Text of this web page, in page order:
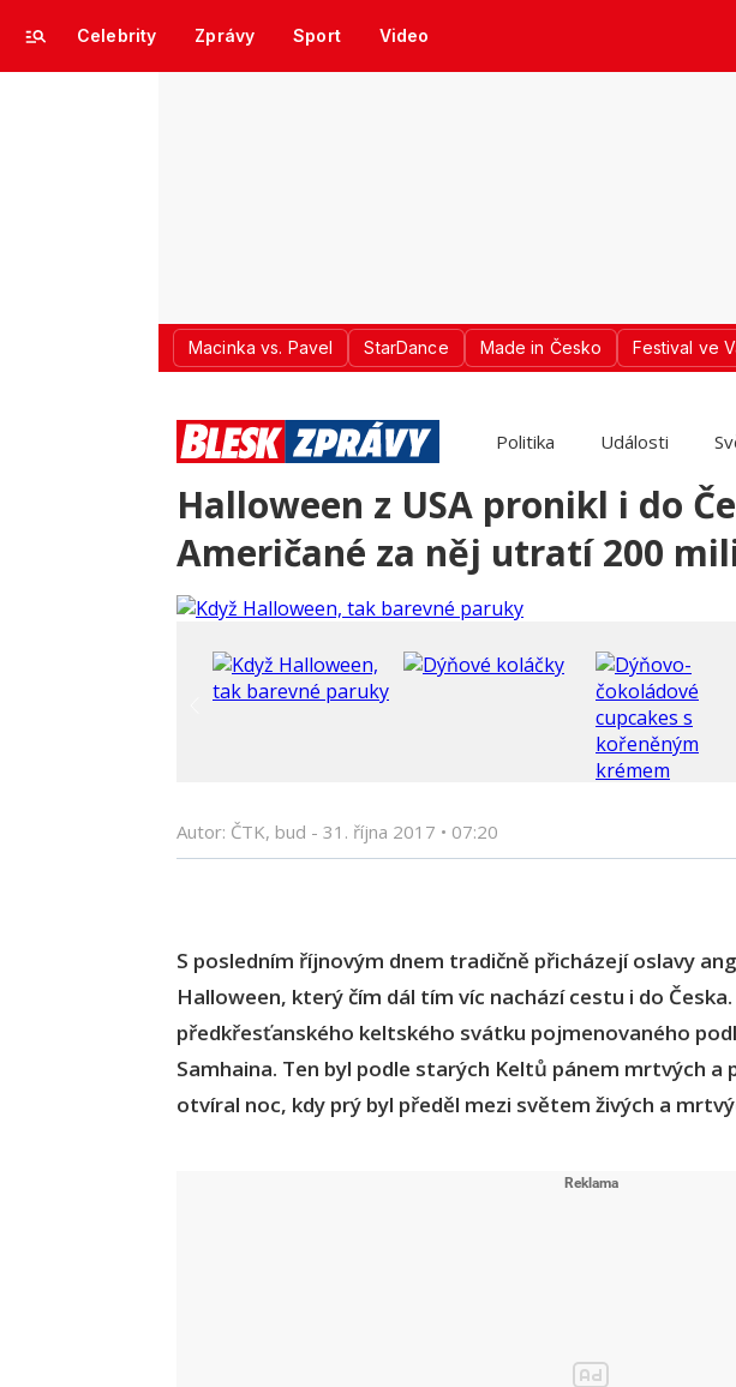
Celebrity Zprávy Sport Video
Macinka vs. Pavel StarDance Made in Česko Festival ve
Politika Události
Halloween z USA pronikl i do
Američané za něj utratí 200
Autor: ČTK, bud - 31. října 2017 • 07:20
S posledním říjnovým dnem tradičně přicházejí oslavy
Halloween, který čím dál tím víc nachází cestu i do Česka.
předkřesťanského keltského svátku pojmenovaného
Samhaina. Ten byl podle starých Keltů pánem mrtvých a
otvíral noc, kdy prý byl předěl mezi světem živých a